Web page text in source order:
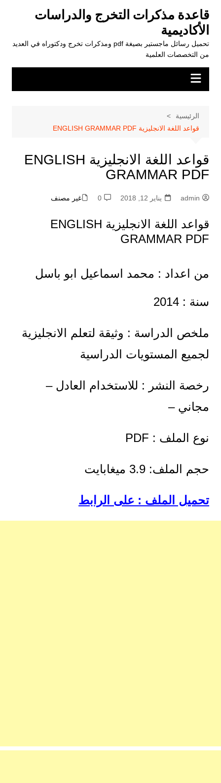
المحتوى
قاعدة مذكرات التخرج والدراسات
الأكاديمية
تحميل رسائل ماجستير بصيغة pdf ومذكرات تخرج ودكتوراه في العديد
من التخصصات العلمية
الرئيسية
قواعد اللغة الانجليزية ENGLISH GRAMMAR PDF
قواعد اللغة الانجليزية ENGLISH
GRAMMAR PDF
admin يناير 12, 2018 0 غير مصنف
قواعد اللغة الانجليزية ENGLISH
GRAMMAR PDF
من اعداد : محمد اسماعيل ابو باسل
سنة : 2014
ملخص الدراسة : وثيقة لتعلم الانجليزية
لجميع المستويات الدراسية
رخصة النشر : للاستخدام العادل –
مجاني –
نوع الملف : PDF
حجم الملف: 3.9 ميغابايت
تحميل الملف : على الرابط